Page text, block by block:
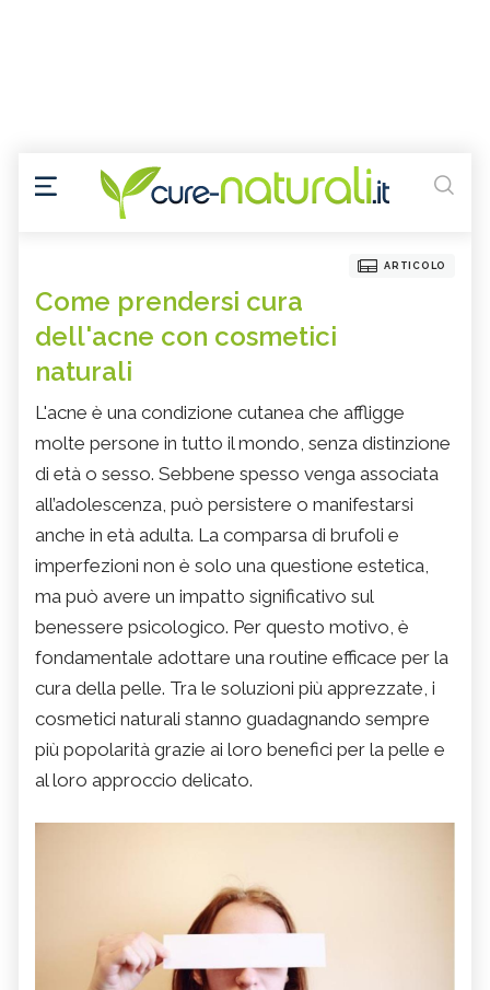
ARTICOLO
Come prendersi cura
dell'acne con cosmetici
naturali
L'acne è una condizione cutanea che affligge
molte persone in tutto il mondo, senza distinzione
di età o sesso. Sebbene spesso venga associata
all’adolescenza, può persistere o manifestarsi
anche in età adulta. La comparsa di brufoli e
imperfezioni non è solo una questione estetica,
ma può avere un impatto significativo sul
benessere psicologico. Per questo motivo, è
fondamentale adottare una routine efficace per la
cura della pelle. Tra le soluzioni più apprezzate, i
cosmetici naturali stanno guadagnando sempre
più popolarità grazie ai loro benefici per la pelle e
al loro approccio delicato.